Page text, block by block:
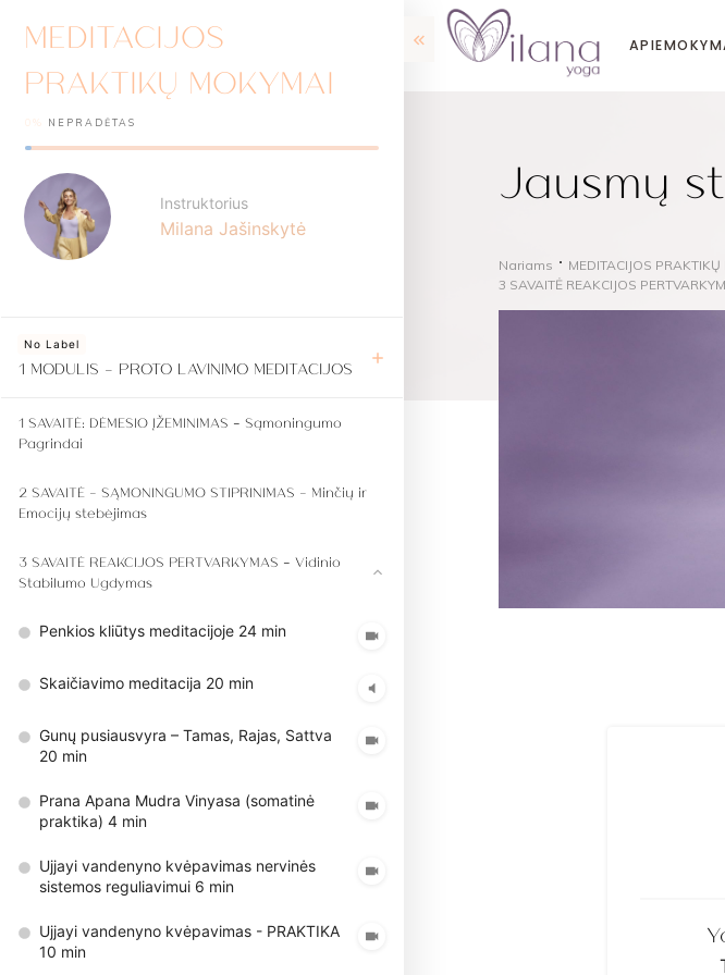
APIE
Jausmų
Nariams MEDITACIJOS
3 SAVAITĖ REAKCIJOS
MEDITACIJOS
PRAKTIKŲ MOKYMAI
NEPRADĖTAS
Instruktorius
Milana Jašinskytė
No Label
1 MODULIS - PROTO LAVINIMO MEDITACIJOS
1 SAVAITĖ: DĖMESIO ĮŽEMINIMAS – Sąmoningumo
Pagrindai
2 SAVAITĖ - SĄMONINGUMO STIPRINIMAS - Minčių ir
Emocijų stebėjimas
3 SAVAITĖ REAKCIJOS PERTVARKYMAS – Vidinio
Stabilumo Ugdymas
Penkios kliūtys meditacijoje 24 min
Skaičiavimo meditacija 20 min
Gunų pusiausvyra – Tamas, Rajas, Sattva
20 min
Prana Apana Mudra Vinyasa (somatinė
praktika) 4 min
Ujjayi vandenyno kvėpavimas nervinės
sistemos reguliavimui 6 min
Ujjayi vandenyno kvėpavimas - PRAKTIKA
10 min